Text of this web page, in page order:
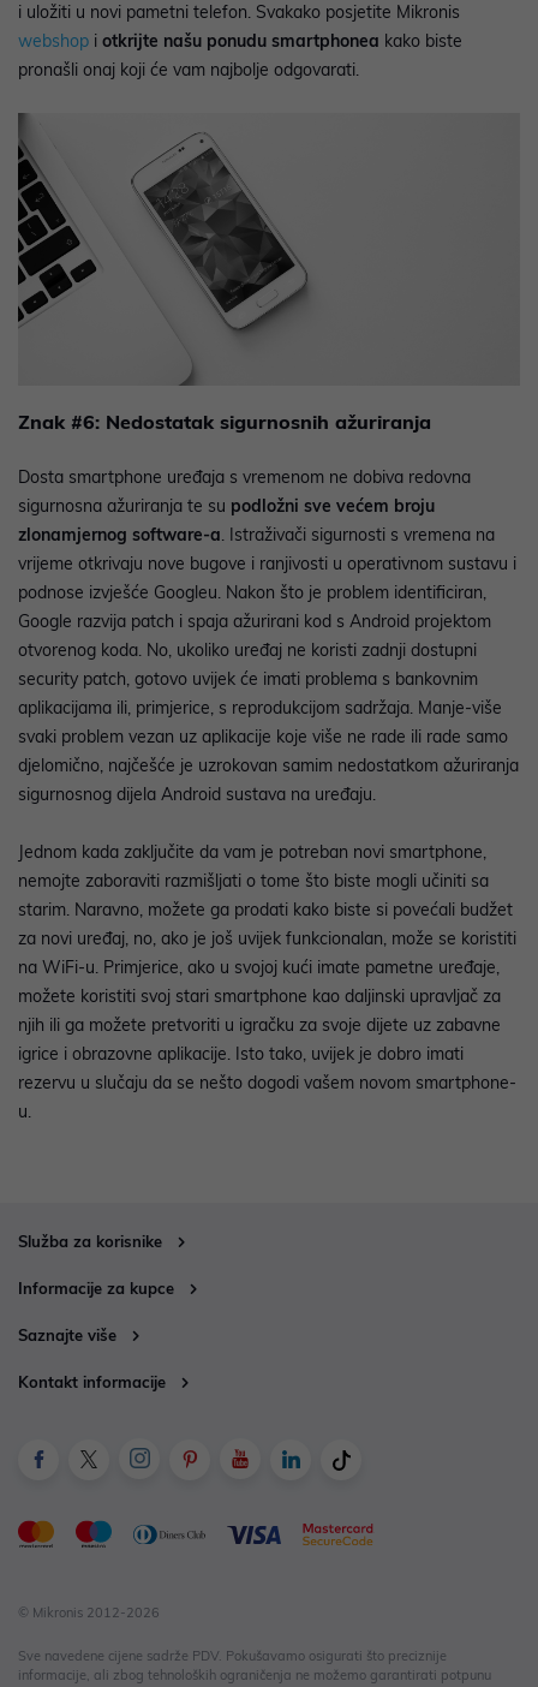
i uložiti u novi pametni telefon. Svakako posjetite Mikronis
webshop i otkrijte našu ponudu smartphonea kako biste
pronašli onaj koji će vam najbolje odgovarati.
Znak #6: Nedostatak sigurnosnih ažuriranja
Dosta smartphone uređaja s vremenom ne dobiva redovna
sigurnosna ažuriranja te su podložni sve većem broju
zlonamjernog software-a. Istraživači sigurnosti s vremena na
vrijeme otkrivaju nove bugove i ranjivosti u operativnom sustavu i
podnose izvješće Googleu. Nakon što je problem identificiran,
Google razvija patch i spaja ažurirani kod s Android projektom
otvorenog koda. No, ukoliko uređaj ne koristi zadnji dostupni
security patch, gotovo uvijek će imati problema s bankovnim
aplikacijama ili, primjerice, s reprodukcijom sadržaja. Manje-više
svaki problem vezan uz aplikacije koje više ne rade ili rade samo
djelomično, najčešće je uzrokovan samim nedostatkom ažuriranja
sigurnosnog dijela Android sustava na uređaju.
Jednom kada zaključite da vam je potreban novi smartphone,
nemojte zaboraviti razmišljati o tome što biste mogli učiniti sa
starim. Naravno, možete ga prodati kako biste si povećali budžet
za novi uređaj, no, ako je još uvijek funkcionalan, može se koristiti
na WiFi-u. Primjerice, ako u svojoj kući imate pametne uređaje,
možete koristiti svoj stari smartphone kao daljinski upravljač za
njih ili ga možete pretvoriti u igračku za svoje dijete uz zabavne
igrice i obrazovne aplikacije. Isto tako, uvijek je dobro imati
rezervu u slučaju da se nešto dogodi vašem novom smartphone-
u.
Služba za korisnike
Informacije za kupce
Saznajte više
Kontakt informacije
© Mikronis 2012-2026
Sve navedene cijene sadrže PDV. Pokušavamo osigurati što preciznije
informacije, ali zbog tehnoloških ograničenja ne možemo garantirati potpunu